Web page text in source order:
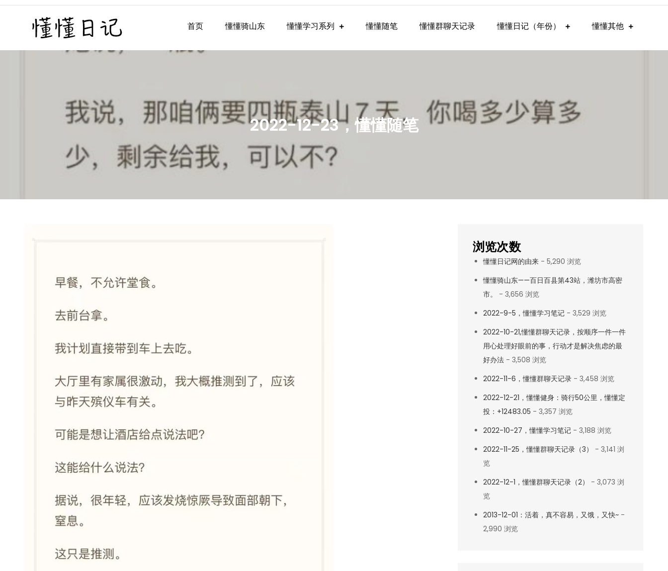
Skip
懂懂日记
懂懂日记网每天同步更新懂懂学习群内容
首页 懂懂骑山东 懂懂学习系列 懂懂随笔 懂懂群聊天记录 懂懂日记（年份） 懂懂其他
2022-12-23，懂懂随笔
浏览次数
懂懂日记网的由来- 5,290 浏览
懂懂骑山东——百日百县第43站，潍坊市高密
市。
- 3,656 浏览
2022-9-5，懂懂学习笔记- 3,529 浏览
2022-10-21,懂懂群聊天记录，按顺序一件一件
用心处理好眼前的事，行动才是解决焦虑的最
好办法- 3,508 浏览
2022-11-6，懂懂群聊天记录- 3,458 浏览
2022-12-21，懂懂健身：骑行50公里，懂懂定
投：+12483.05 - 3,357 浏览
2022-10-27，懂懂学习笔记- 3,188 浏览
2022-11-25，懂懂群聊天记录（3）
- 3,141 浏
览
2022-12-1，懂懂群聊天记录（2）
- 3,073 浏
览
2013-12-01：活着，真不容易，又饿，又快~-
2,990 浏览